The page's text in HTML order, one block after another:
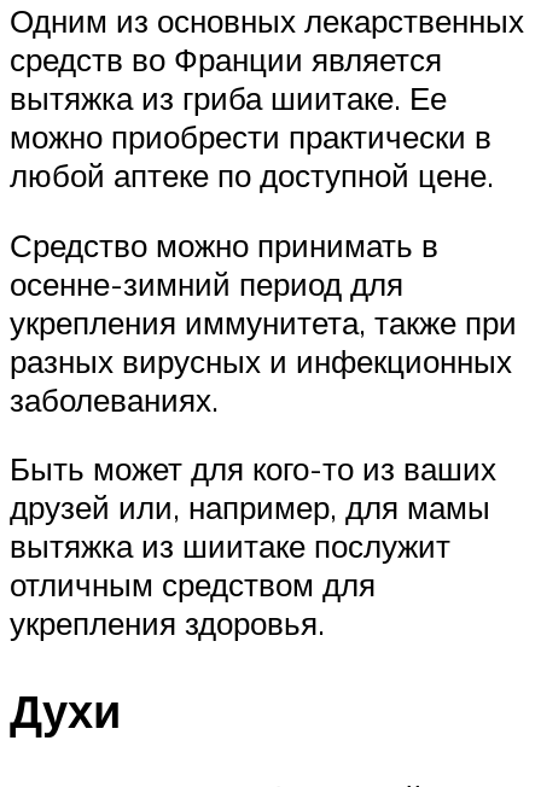
Одним из основных лекарственных
средств во Франции является
вытяжка из гриба шиитаке. Ее
можно приобрести практически в
любой аптеке по доступной цене.
Средство можно принимать в
осенне-зимний период для
укрепления иммунитета, также при
разных вирусных и инфекционных
заболеваниях.
Быть может для кого-то из ваших
друзей или, например, для мамы
вытяжка из шиитаке послужит
отличным средством для
укрепления здоровья.
Духи